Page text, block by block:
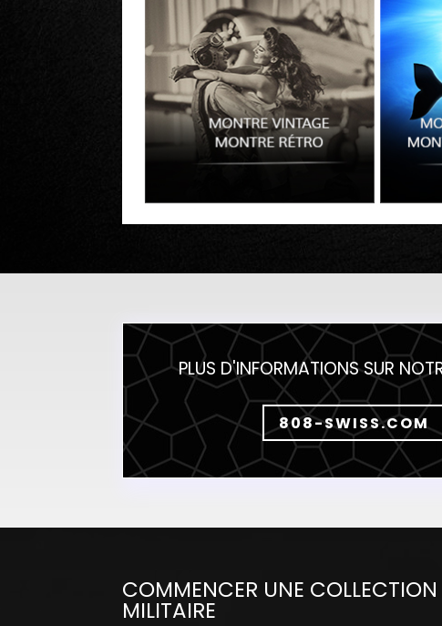
PLUS D'INFORMATIONS SUR
808-SWISS.COM
COMMENCER UNE
MILITAIRE